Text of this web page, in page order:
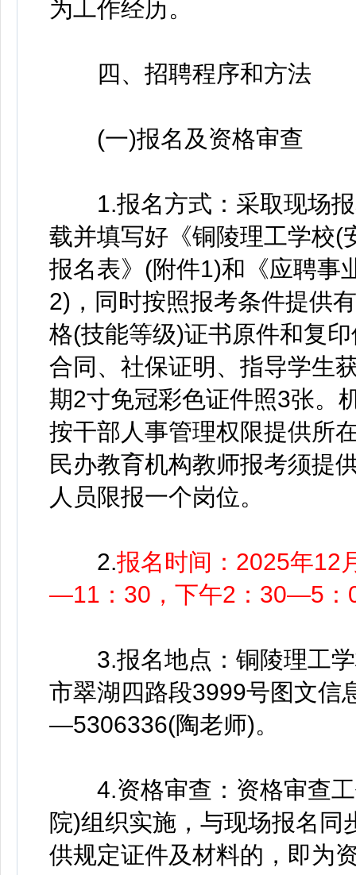
为工作经历。
四、招聘程序和方法
(一)报名及资格审查
1.报名方式：采取现场报
载并填写好《铜陵理工学校(
报名表》(附件1)和《应聘事
2)，同时按照报考条件提供
格(技能等级)证书原件和复
合同、社保证明、指导学生
期2寸免冠彩色证件照3张。
按干部人事管理权限提供所
民办教育机构教师报考须提
人员限报一个岗位。
2.报名时间：2025年12
—11：30，下午2：30—5：
3.报名地点：铜陵理工学
市翠湖四路段3999号图文信
—5306336(陶老师)。
4.资格审查：资格审查工
院)组织实施，与现场报名
供规定证件及材料的，即为